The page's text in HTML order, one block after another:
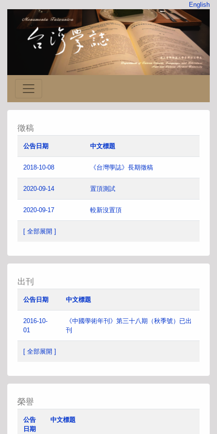
English
徵稿
公告日期 中文標題
2018-10-08 《台灣學誌》長期徵稿
2020-09-14 置頂測試
2020-09-17 較新沒置頂
[ 全部展開 ]
出刊
公告日期 中文標題
2016-10-
01
《中國學術年刊》第三十八期（秋季號）已出
刊
[ 全部展開 ]
榮譽
公告
日期
中文標題